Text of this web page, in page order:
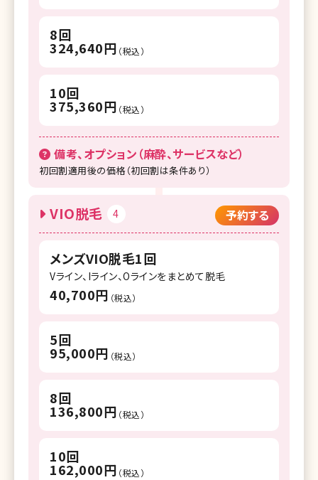
8回
324,640円 （税込）
10回
375,360円 （税込）
備考、オプション（麻酔、サービスなど）
初回割適用後の価格（初回割は条件あり）
VIO脱毛 4 予約する
メンズVIO脱毛1回
Vライン、Iライン、Oラインをまとめて脱毛
40,700円 （税込）
5回
95,000円 （税込）
8回
136,800円 （税込）
10回
162,000円 （税込）